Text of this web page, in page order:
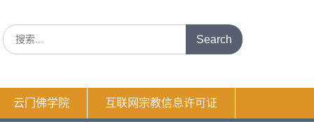
Search
for:
云门佛学院 互联网宗教信息许可证